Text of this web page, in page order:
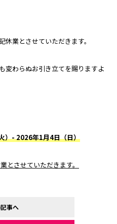
業とさせていただきます。
変わらぬお引き立てを賜りますよ
- 2026年1月4日（日）
とさせていただきます。
事へ